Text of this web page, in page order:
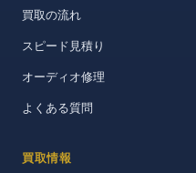
買取の流れ
スピード見積り
オーディオ修理
よくある質問
買取情報